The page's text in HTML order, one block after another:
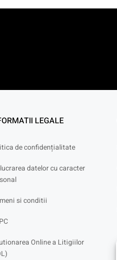
LEGALE
de confidențialitate
datelor cu caracter
si conditii
Online a Litigiilor